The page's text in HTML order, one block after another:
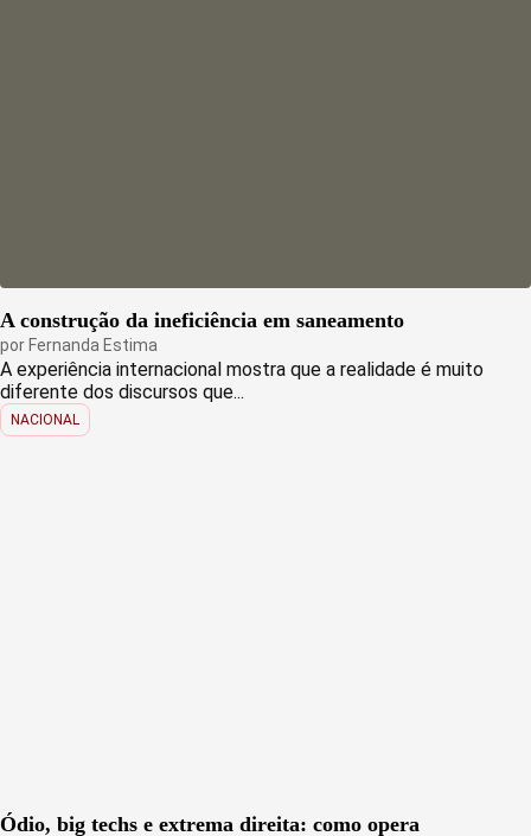
A construção da ineficiência em saneamento
por Fernanda Estima
A experiência internacional mostra que a realidade é muito
diferente dos discursos que...
NACIONAL
Ódio, big techs e extrema direita: como opera